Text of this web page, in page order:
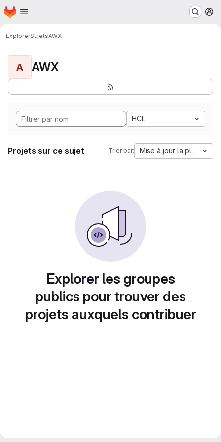
Passer au contenu principal
Page d'accueil
ExplorerSujetsAWX
A AWX
HCL
Projets sur ce sujet Trier par: Mise à jour la plus
Explorer les groupes
publics pour trouver des
projets auxquels contribuer